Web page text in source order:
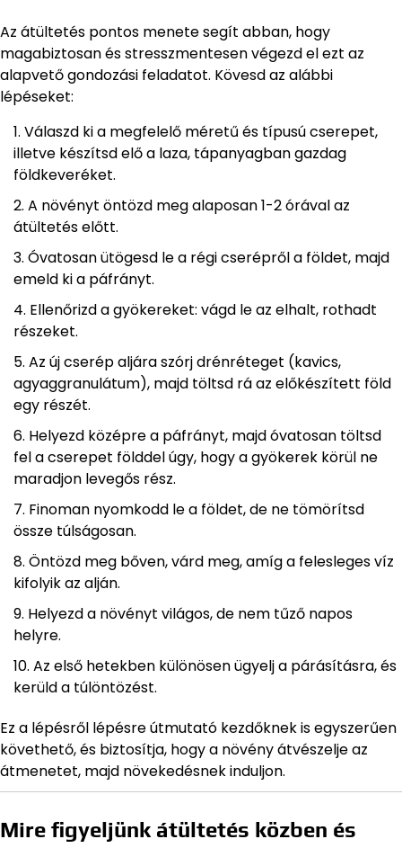
Az átültetés pontos menete segít abban, hogy
magabiztosan és stresszmentesen végezd el ezt az
alapvető gondozási feladatot. Kövesd az alábbi
lépéseket:
Válaszd ki a megfelelő méretű és típusú cserepet,
illetve készítsd elő a laza, tápanyagban gazdag
földkeveréket.
A növényt öntözd meg alaposan 1-2 órával az
átültetés előtt.
Óvatosan ütögesd le a régi cserépről a földet, majd
emeld ki a páfrányt.
Ellenőrizd a gyökereket: vágd le az elhalt, rothadt
részeket.
Az új cserép aljára szórj drénréteget (kavics,
agyaggranulátum), majd töltsd rá az előkészített föld
egy részét.
Helyezd középre a páfrányt, majd óvatosan töltsd
fel a cserepet földdel úgy, hogy a gyökerek körül ne
maradjon levegős rész.
Finoman nyomkodd le a földet, de ne tömörítsd
össze túlságosan.
Öntözd meg bőven, várd meg, amíg a felesleges víz
kifolyik az alján.
Helyezd a növényt világos, de nem tűző napos
helyre.
Az első hetekben különösen ügyelj a párásításra, és
kerüld a túlöntözést.
Ez a lépésről lépésre útmutató kezdőknek is egyszerűen
követhető, és biztosítja, hogy a növény átvészelje az
átmenetet, majd növekedésnek induljon.
Mire figyeljünk átültetés közben és